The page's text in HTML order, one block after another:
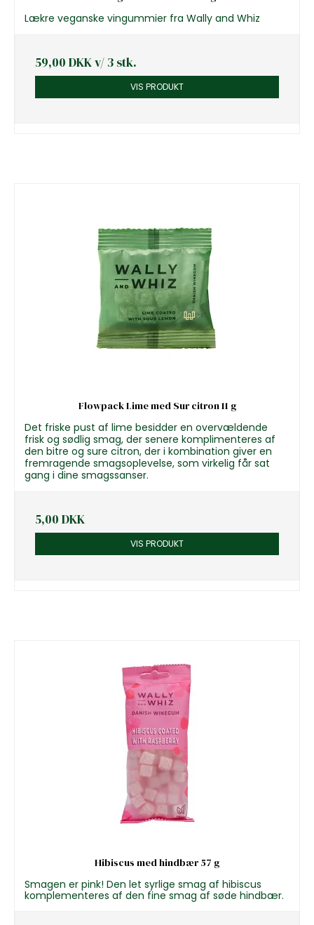
Lækre veganske vingummier fra Wally and Whiz
59,00 DKKv/ 3 stk.
VIS PRODUKT
Flowpack Lime med Sur citron 11 g
Det friske pust af lime besidder en overvældende
frisk og sødlig smag, der senere komplimenteres af
den bitre og sure citron, der i kombination giver en
fremragende smagsoplevelse, som virkelig får sat
gang i dine smagssanser.
5,00 DKK
VIS PRODUKT
Hibiscus med hindbær 57 g
Smagen er pink! Den let syrlige smag af hibiscus
komplementeres af den fine smag af søde hindbær.